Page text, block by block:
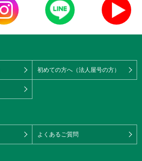
初めての方へ（法人屋号の方）
よくあるご質問